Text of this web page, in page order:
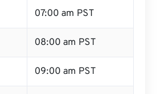
07:00 am PST
08:00 am PST
09:00 am PST